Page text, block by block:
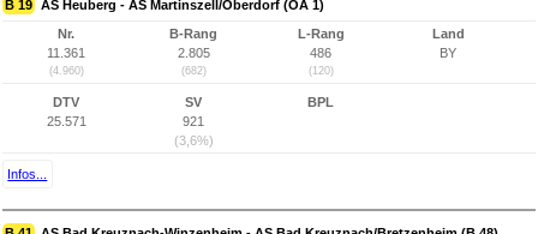
B 19 AS Heuberg - AS Martinszell/Oberdorf (OA 1)
Nr.
11.361
(4.960)
B-Rang
2.805
(682)
L-Rang
486
(120)
Land
BY
DTV
25.571
SV
921
(3,6%)
BPL
Infos...